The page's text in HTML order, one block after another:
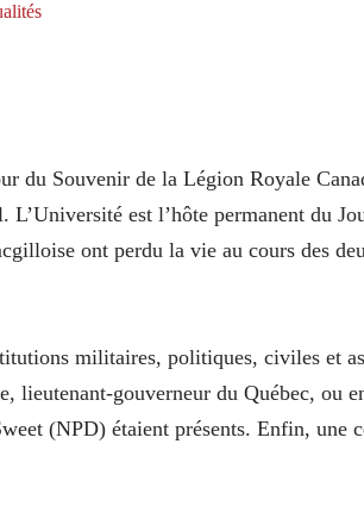
du Souvenir de la Légion Royale
est l’hôte permanent du
ont perdu la vie au cours des
militaires, politiques, civiles et
lieutenant-gouverneur du Québec, ou
(NPD) étaient présents. Enfin, une